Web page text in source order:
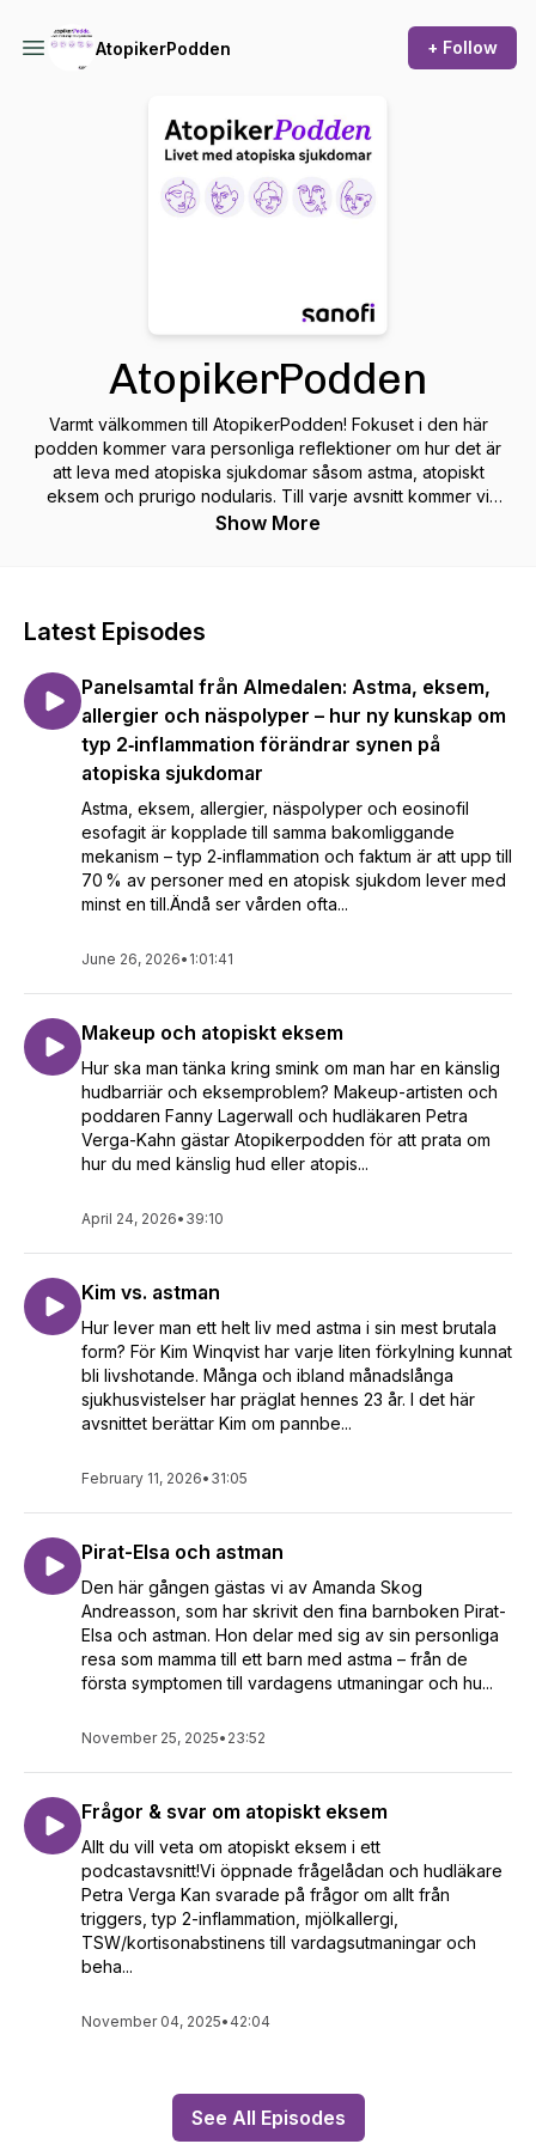
AtopikerPodden + Follow
AtopikerPodden
Varmt välkommen till AtopikerPodden! Fokuset i den här
podden kommer vara personliga reflektioner om hur det är
att leva med atopiska sjukdomar såsom astma, atopiskt
eksem och prurigo nodularis. Till varje avsnitt kommer vi
bjuda in en speciell gäst som kommer att berätta sina
lyssnar kommer känna igen dig och få med dig ny kunskap -
bättre! MAT-SE-2600021, v01, 01/2026
Show More
Latest Episodes
Panelsamtal från Almedalen: Astma, eksem,
allergier och näspolyper – hur ny kunskap om
typ 2‑inflammation förändrar synen på
atopiska sjukdomar
Astma, eksem, allergier, näspolyper och eosinofil
esofagit är kopplade till samma bakomliggande
mekanism – typ 2‑inflammation och faktum är att upp till
70 % av personer med en atopisk sjukdom lever med
minst en till.Ändå ser vården ofta...
June 26, 2026• 1:01:41
Makeup och atopiskt eksem
Hur ska man tänka kring smink om man har en känslig
hudbarriär och eksemproblem? Makeup-artisten och
poddaren Fanny Lagerwall och hudläkaren Petra
Verga-Kahn gästar Atopikerpodden för att prata om
hur du med känslig hud eller atopis...
April 24, 2026• 39:10
Kim vs. astman
Hur lever man ett helt liv med astma i sin mest brutala
form? För Kim Winqvist har varje liten förkylning kunnat
bli livshotande. Många och ibland månadslånga
sjukhusvistelser har präglat hennes 23 år. I det här
avsnittet berättar Kim om pannbe...
February 11, 2026• 31:05
Pirat-Elsa och astman
Den här gången gästas vi av Amanda Skog
Andreasson, som har skrivit den fina barnboken Pirat-
Elsa och astman. Hon delar med sig av sin personliga
resa som mamma till ett barn med astma – från de
första symptomen till vardagens utmaningar och hu...
November 25, 2025• 23:52
Frågor & svar om atopiskt eksem
Allt du vill veta om atopiskt eksem i ett
podcastavsnitt!Vi öppnade frågelådan och hudläkare
Petra Verga Kan svarade på frågor om allt från
triggers, typ 2-inflammation, mjölkallergi,
TSW/kortisonabstinens till vardagsutmaningar och
beha...
November 04, 2025• 42:04
See All Episodes